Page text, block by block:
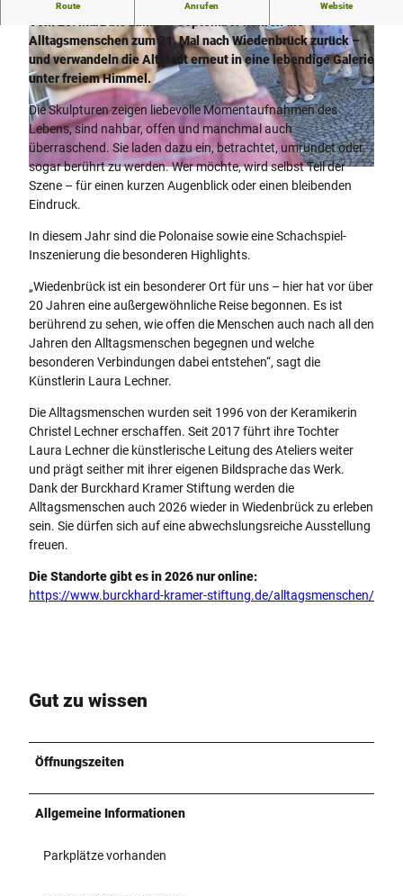
© Flora Westfalica GmbH, Uli Funke |CC-BY-SA
© Flora Westfalica GmbH, Uli Funke |
Route Anrufen Website
Alltagsmenschen zum 21. Mal nach Wiedenbrück zurück –
und verwandeln die Altstadt erneut in eine lebendige Galerie
unter freiem Himmel.
Die Skulpturen zeigen liebevolle Momentaufnahmen des
Lebens, sind nahbar, offen und manchmal auch
überraschend. Sie laden dazu ein, betrachtet, umrundet oder
sogar berührt zu werden. Wer möchte, wird selbst Teil der
Szene – für einen kurzen Augenblick oder einen bleibenden
Eindruck.
In diesem Jahr sind die Polonaise sowie eine Schachspiel-
Inszenierung die besonderen Highlights.
„Wiedenbrück ist ein besonderer Ort für uns – hier hat vor über
20 Jahren eine außergewöhnliche Reise begonnen. Es ist
berührend zu sehen, wie offen die Menschen auch nach all den
Jahren den Alltagsmenschen begegnen und welche
besonderen Verbindungen dabei entstehen“, sagt die
Künstlerin Laura Lechner.
Die Alltagsmenschen wurden seit 1996 von der Keramikerin
Christel Lechner erschaffen. Seit 2017 führt ihre Tochter
Laura Lechner die künstlerische Leitung des Ateliers weiter
und prägt seither mit ihrer eigenen Bildsprache das Werk.
Dank der Burckhard Kramer Stiftung werden die
Alltagsmenschen auch 2026 wieder in Wiedenbrück zu erleben
sein. Sie dürfen sich auf eine abwechslungsreiche Ausstellung
freuen.
Die Standorte gibt es in 2026 nur online:
https://www.burckhard-kramer-stiftung.de/alltagsmenschen/
Gut zu wissen
Öffnungszeiten
Allgemeine Informationen
Parkplätze vorhanden